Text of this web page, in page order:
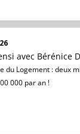
avec Bérénice
du Logement : deux
000 par an !